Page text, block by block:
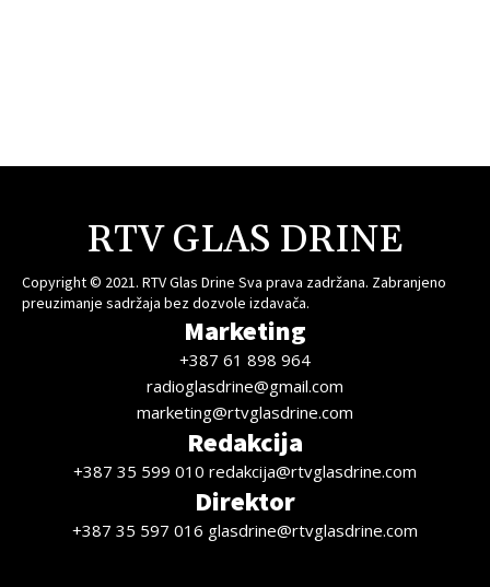
RTV GLAS DRINE
Copyright © 2021. RTV Glas Drine Sva prava zadržana. Zabranjeno
preuzimanje sadržaja bez dozvole izdavača.
Marketing
+387 61 898 964
radioglasdrine@gmail.com
marketing@rtvglasdrine.com
Redakcija
+387 35 599 010 redakcija@rtvglasdrine.com
Direktor
+387 35 597 016 glasdrine@rtvglasdrine.com